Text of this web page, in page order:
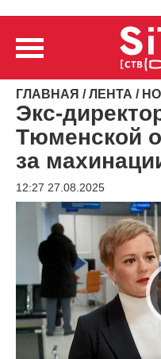
ГЛАВНАЯ /ЛЕНТА /
Экс-
Тюменской
за
12:27 27.08.2025
Видеоплеер